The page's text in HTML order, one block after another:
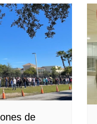
de